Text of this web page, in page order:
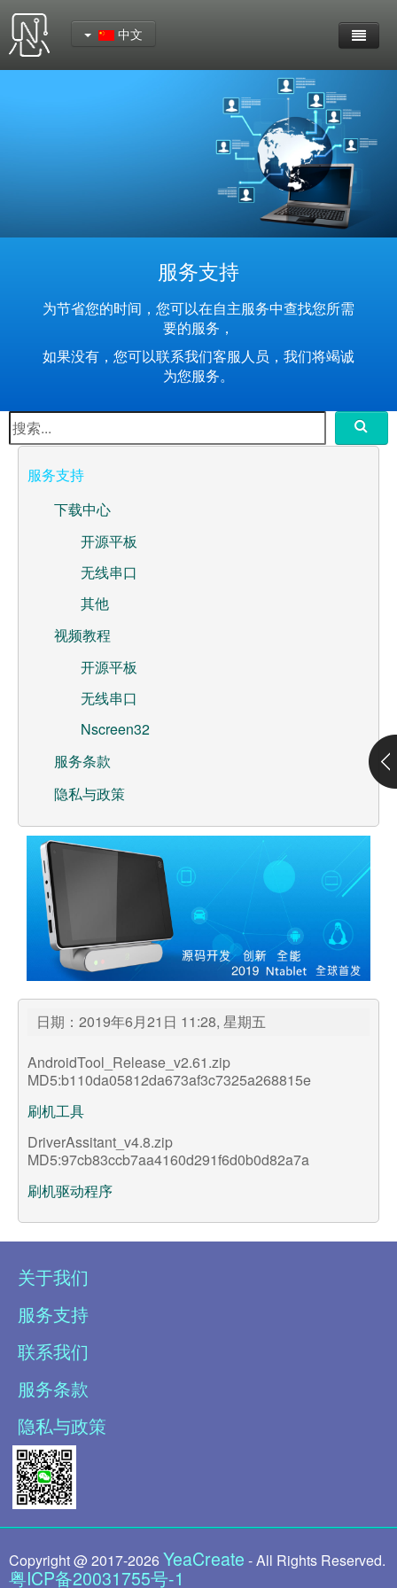
中文
服务支持
为节省您的时间，您可以在自主服务中查找您所需
要的服务，
如果没有，您可以联系我们客服人员，我们将竭诚
为您服务。
服务支持
下载中心
开源平板
无线串口
其他
视频教程
开源平板
无线串口
Nscreen32
服务条款
隐私与政策
日期：2019年6月21日 11:28, 星期五
AndroidTool_Release_v2.61.zip
MD5:b110da05812da673af3c7325a268815e
刷机工具
DriverAssitant_v4.8.zip
MD5:97cb83ccb7aa4160d291f6d0b0d82a7a
刷机驱动程序
关于我们
服务支持
联系我们
服务条款
隐私与政策
Copyright @ 2017-2026YeaCreate - All Rights Reserved.
粤ICP备20031755号-1
YeaCreate-RK3326s-DUOBO 外围板
YeaCreate-ESP32-P4-CORE 核心板
水泵控制器开发板
Wifi无线串口服务器
Nscreen32
ML307A-GSLN-OC开发板
高性价比嵌入式-Nscreen32
关于我们
服务支持
客户服务
在线商店
订单追踪